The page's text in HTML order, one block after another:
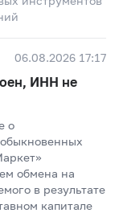
06.08.2026 17:17
ИНН не
о
обмена на
в результате
капитале